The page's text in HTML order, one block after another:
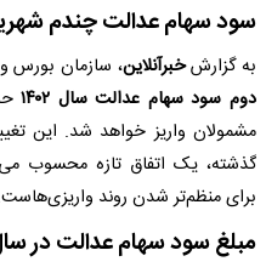
سود سهام عدالت چندم
به گزارشخبرآنلاین، سازمان بورس و
دوم سود سهام عدالت سال ۱۴۰۲
مشمولان واریز خواهد شد. این
گذشته، یک اتفاق تازه محسوب
برای منظم‌تر شدن روند
مبلغ سود سهام عدالت در سال